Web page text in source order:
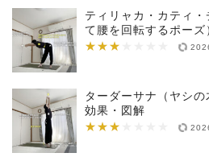
ティリャカ・カティ
て腰を回転するポー
★★★
★★★★★★★
ターダーサナ（ヤシ
効果・図解
★★★
★★★★★★★